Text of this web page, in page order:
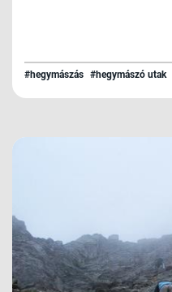
#hegymászás #hegymászó utak